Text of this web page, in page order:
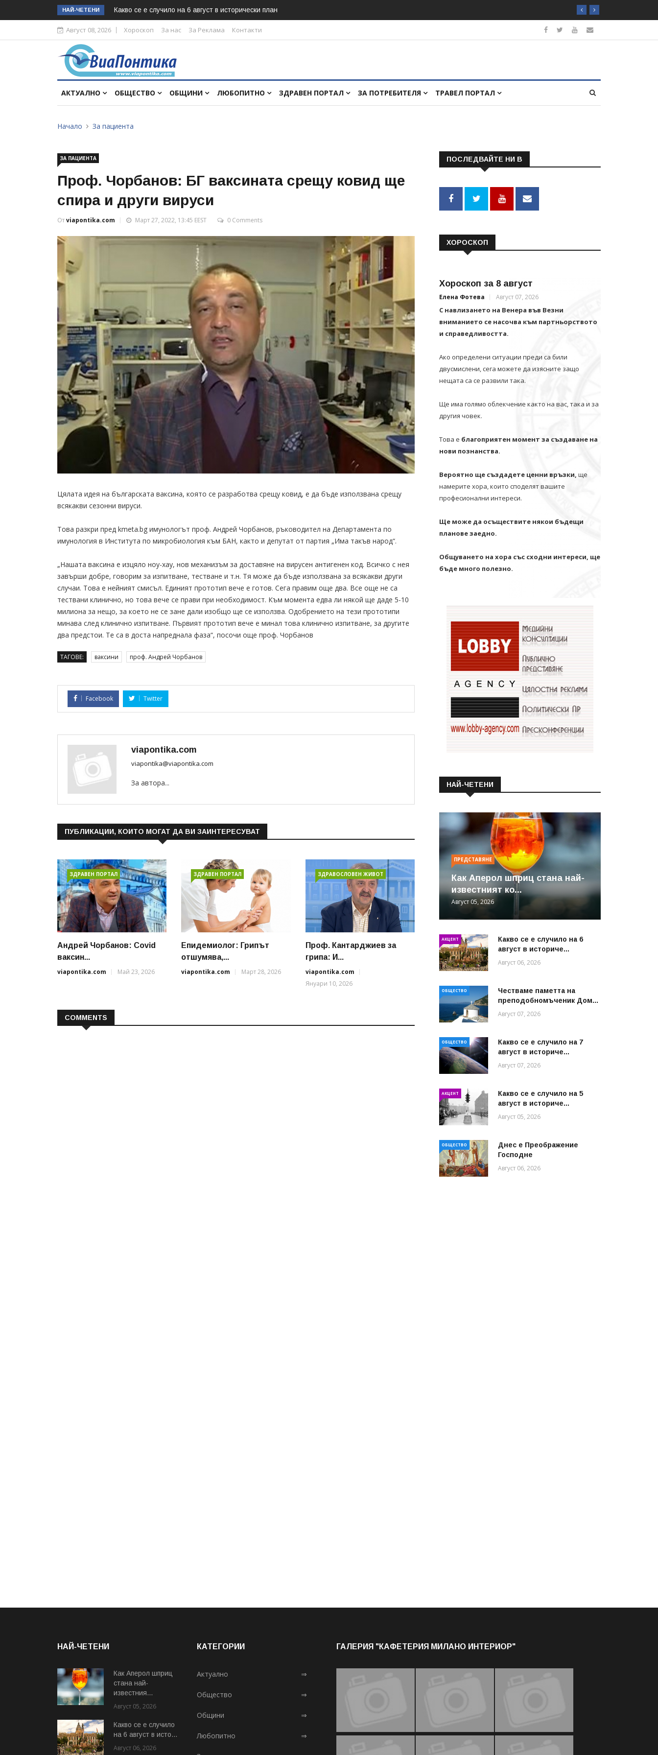
НАЙ-ЧЕТЕНИ Какво се е случило на 6 август в исторически план
Август 08, 2026 Хороскоп За нас За Реклама Контакти
АКТУАЛНО ОБЩЕСТВО ОБЩИНИ ЛЮБОПИТНО ЗДРАВЕН ПОРТАЛ ЗА ПОТРЕБИТЕЛЯ ТРАВЕЛ ПОРТАЛ
Начало За пациента
ЗА ПАЦИЕНТА
Проф. Чорбанов: БГ ваксината срещу ковид ще
спира и други вируси
Отviapontika.com Март 27, 2022, 13:45 EEST 0 Comments
Цялата идея на българската ваксина, която се разработва срещу ковид, е да бъде използвана срещу
всякакви сезонни вируси.
Това разкри пред kmeta.bg имунологът проф. Андрей Чорбанов, ръководител на Департамента по
имунология в Института по микробиология към БАН, както и депутат от партия „Има такъв народ“.
„Нашата ваксина е изцяло ноу-хау, нов механизъм за доставяне на вирусен антигенен код. Всичко с нея
завърши добре, говорим за изпитване, тестване и т.н. Тя може да бъде използвана за всякакви други
случаи. Това е нейният смисъл. Единият прототип вече е готов. Сега правим още два. Все още не са
тествани клинично, но това вече се прави при необходимост. Към момента едва ли някой ще даде 5-10
милиона за нещо, за което не се зане дали изобщо ще се използва. Одобрението на тези прототипи
минава след клинично изпитване. Първият прототип вече е минал това клинично изпитване, за другите
два предстои. Те са в доста напреднала фаза“, посочи още проф. Чорбанов
ТАГОВЕ: ваксини проф. Андрей Чорбанов
Facebook Twitter
viapontika.com
viapontika@viapontika.com
За автора...
ПУБЛИКАЦИИ, КОИТО МОГАТ ДА ВИ ЗАИНТЕРЕСУВАТ
ЗДРАВЕН ПОРТАЛ
Андрей Чорбанов: Covid
ваксин...
viapontika.com
Май 23, 2026
ЗДРАВЕН ПОРТАЛ
Епидемиолог: Грипът
отшумява,...
viapontika.com
Март 28, 2026
ЗДРАВОСЛОВЕН ЖИВОТ
Проф. Кантарджиев за
грипа: И...
viapontika.com
Януари 10, 2026
COMMENTS
ПОСЛЕДВАЙТЕ НИ В
ХОРОСКОП
Хороскоп за 8 август
Елена Фотева Август 07, 2026
С навлизането на Венера във Везни
вниманието се насочва към партньорството
и справедливостта.
Ако определени ситуации преди са били
двусмислени, сега можете да изясните защо
нещата са се развили така.
Ще има голямо облекчение както на вас, така и за
другия човек.
Това е благоприятен момент за създаване на
нови познанства.
Вероятно ще създадете ценни връзки, ще
намерите хора, които споделят вашите
професионални интереси.
Ще може да осъществите някои бъдещи
планове заедно.
Общуването на хора със сходни интереси, ще
бъде много полезно.
НАЙ-ЧЕТЕНИ
ПРЕДСТАВЯНЕ
Как Аперол шприц стана най-
известният ко...
Август 05, 2026
АКЦЕНТ
Какво се е случило на 6
август в историче...
Август 06, 2026
ОБЩЕСТВО
Честваме паметта на
преподобномъченик Дом...
Август 07, 2026
ОБЩЕСТВО
Какво се е случило на 7
август в историче...
Август 07, 2026
АКЦЕНТ
Какво се е случило на 5
август в историче...
Август 05, 2026
ОБЩЕСТВО
Днес е Преображение
Господне
Август 06, 2026
НАЙ-ЧЕТЕНИ
Как Аперол шприц
стана най-
известния...
Август 05, 2026
Какво се е случило
на 6 август в исто...
Август 06, 2026
КАТЕГОРИИ
Актуално ⇒
Общество ⇒
Общини ⇒
Любопитно ⇒
ГАЛЕРИЯ "КАФЕТЕРИЯ МИЛАНО ИНТЕРИОР"